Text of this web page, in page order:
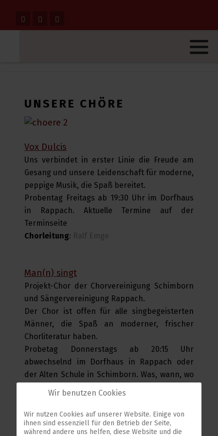
UNSERE CHÖRE
Vox Dulcis
Uns verbindet in erster Linie die Freude am
Gesang und unsere Leidenschaft für moderne,
peppige Musik, die Spaß bereitet.
Probentag Freitags ab 19:30 Uhr im Dorfhaus
in Rappach. Aktuelle Termine auf der
Terminseite
Chorleitung: Ralf Emge
Man(n) singt
Projekt-Chor der Chorvereinigung Schimborn
und Sängervereinigung Rappach.
Der Chor ist offen für alle singbegeisterten
Männer, die Spaß an moderner, frischer
Chorliteratur haben.
Probetag Donnerstags ab 20:15 Uhr
abwechselnd im Dorfhaus in Rappach oder
der Alten Schule in Schimborn. Was, wann, wo
findest du unter den aktuellen Terminen.
Wir benutzen Cookies
Wir nutzen Cookies auf unserer Website. Einige von
ihnen sind essenziell für den Betrieb der Seite,
während andere uns helfen, diese Website und die